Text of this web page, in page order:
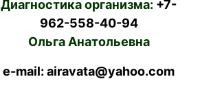
Диагностика организма: +7-
962-558-40-94
Ольга Анатольевна
e-mail: airavata@yahoo.com